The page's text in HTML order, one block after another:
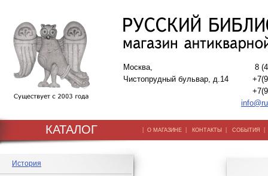
Москва,
Чистопрудный бульвар, д.14
8
КАТАЛОГ | О МАГАЗИНЕ | КОНТАКТЫ | СОБЫТИЯ
История